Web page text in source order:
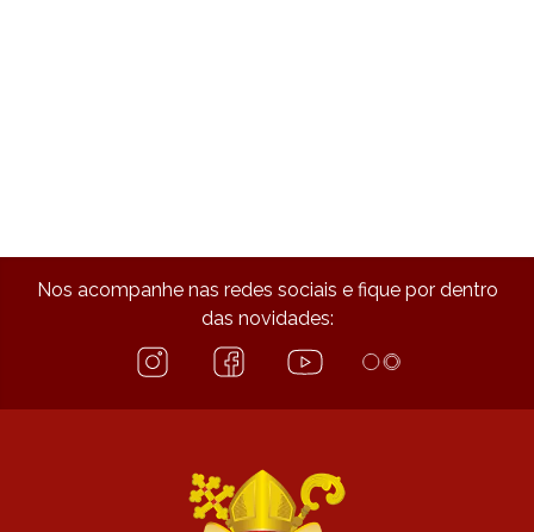
Nos acompanhe nas redes sociais e fique por dentro
das novidades: